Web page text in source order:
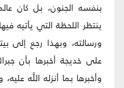
بنفسه الجنون، بل كان
ينتظر اللحظة التي يأتيه
ورسالته، وبهذا رجع إلى
على خديجة أخبرها بأن
وأخبرها بما أنزله اللَّه